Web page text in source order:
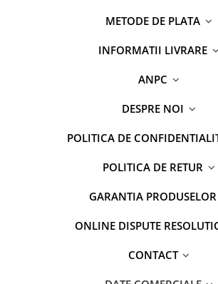
METODE DE PLATA
INFORMATII LIVRARE
ANPC
DESPRE NOI
POLITICA DE
POLITICA DE RETUR
GARANTIA PRODUSELOR
ONLINE DISPUTE
CONTACT